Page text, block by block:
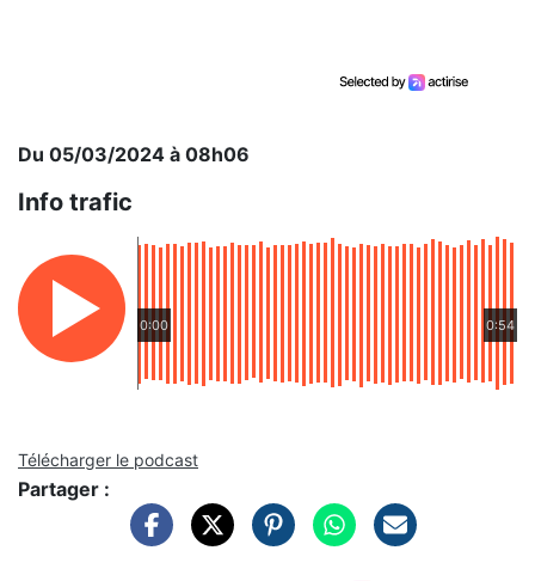
Du 05/03/2024 à 08h06
Info trafic
0:00 0:54
Télécharger le podcast
Partager :